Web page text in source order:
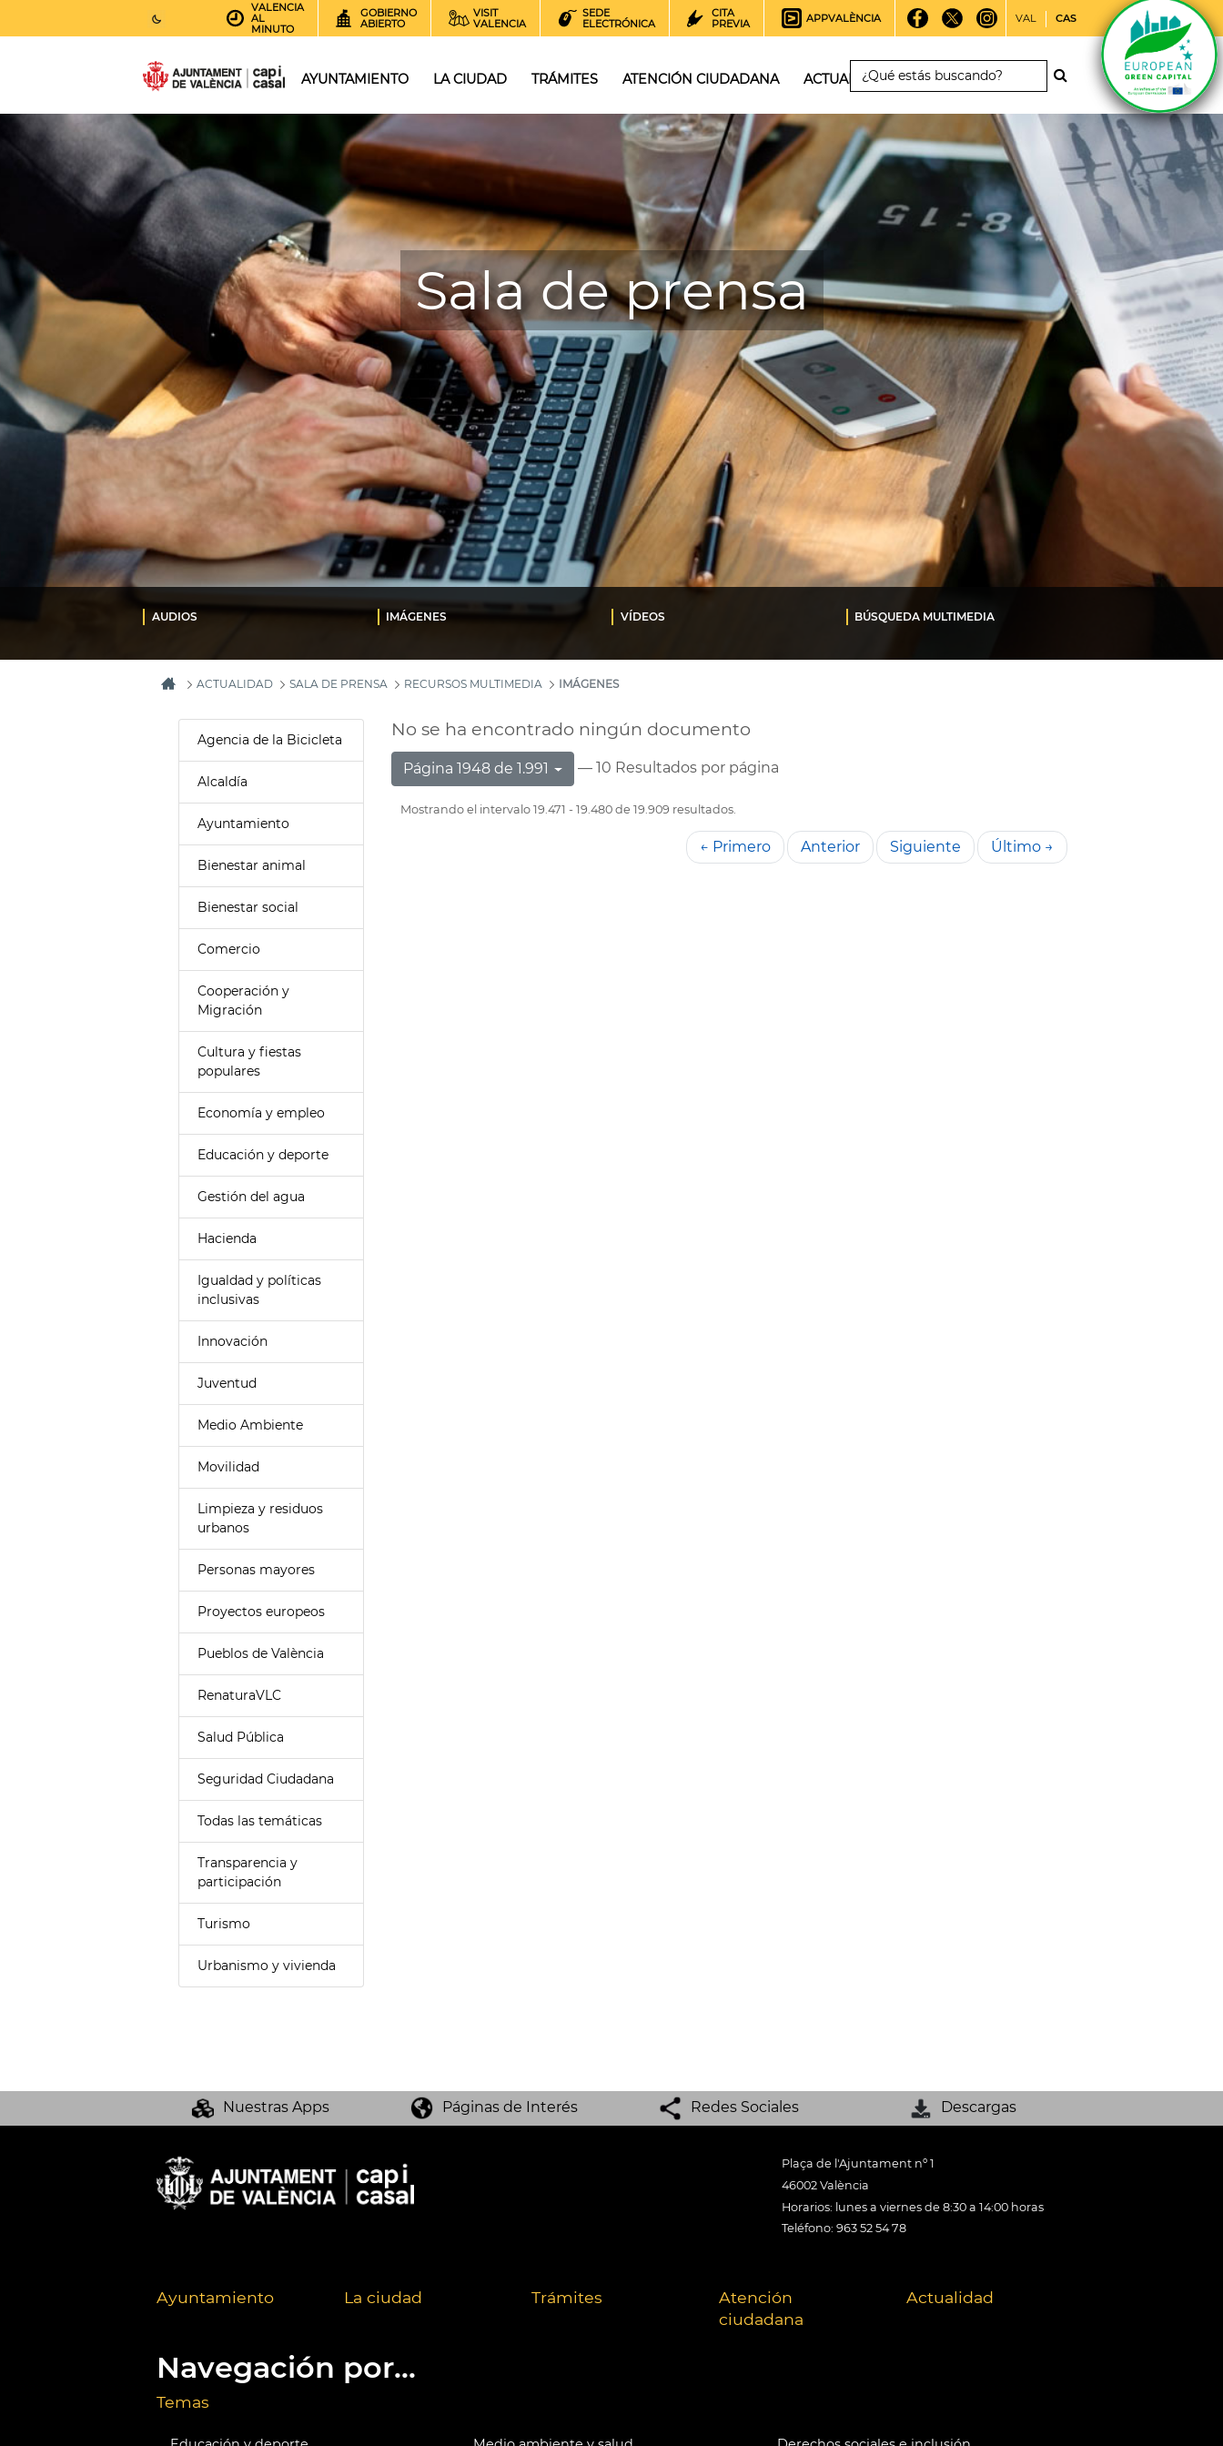
AEMET.GRADOS
VALENCIA
AL
MINUTO
GOBIERNO
ABIERTO
VISIT
VALENCIA
SEDE
ELECTRÓNICA
CITA
PREVIA
APPVALÈNCIA VAL CAS
AYUNTAMIENTO LA CIUDAD TRÁMITES ATENCIÓN CIUDADANA ACTUALIDAD
Sala de prensa
AUDIOS IMÁGENES VÍDEOS BÚSQUEDA MULTIMEDIA
ACTUALIDAD SALA DE PRENSA RECURSOS MULTIMEDIA IMÁGENES
Agencia de la Bicicleta
Alcaldía
Ayuntamiento
Bienestar animal
Bienestar social
Comercio
Cooperación y
Migración
Cultura y fiestas
populares
Economía y empleo
Educación y deporte
Gestión del agua
Hacienda
Igualdad y políticas
inclusivas
Innovación
Juventud
Medio Ambiente
Movilidad
Limpieza y residuos
urbanos
Personas mayores
Proyectos europeos
Pueblos de València
RenaturaVLC
Salud Pública
Seguridad Ciudadana
Todas las temáticas
Transparencia y
participación
Turismo
Urbanismo y vivienda
No se ha encontrado ningún documento
Página 1948 de 1.991 — 10 Resultados por página
Mostrando el intervalo 19.471 - 19.480 de 19.909 resultados.
← Primero Anterior Siguiente Último →
Nuestras Apps Páginas de Interés Redes Sociales Descargas
Plaça de l'Ajuntament nº 1
46002 València
Horarios: lunes a viernes de 8:30 a 14:00 horas
Teléfono: 963 52 54 78
Ayuntamiento La ciudad Trámites
Atención
ciudadana
Actualidad
Navegación por...
Temas